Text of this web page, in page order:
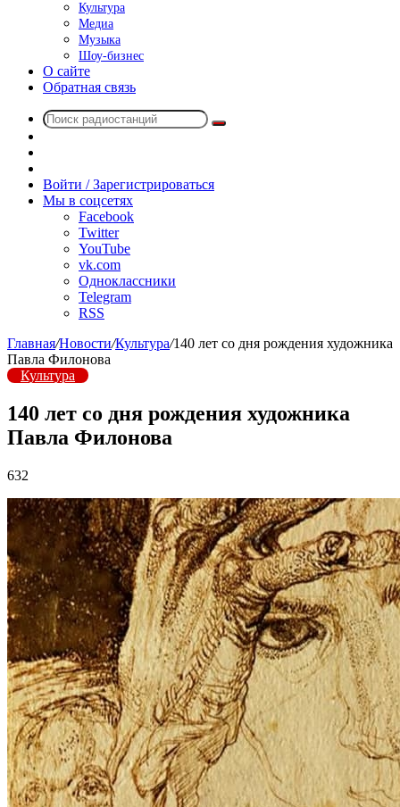
Культура
Медиа
Музыка
Шоу-бизнес
О сайте
Обратная связь
Поиск
радио
Войти / Зарегистрироваться
Мы в соцсетях
Facebook
Twitter
YouTube
vk.com
Одноклассники
Telegram
RSS
Главная/Новости/Культура/140 лет со дня рождения художника
Павла Филонова
Культура
140 лет со дня рождения художника
Павла Филонова
632